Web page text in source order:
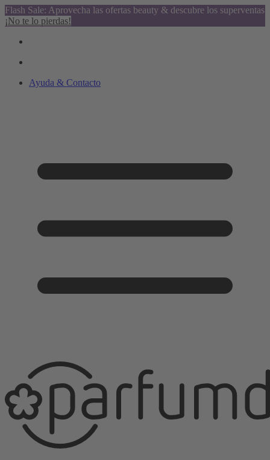
Flash Sale: Aprovecha las ofertas beauty & descubre los superventas
¡No te lo pierdas!
Ayuda & Contacto